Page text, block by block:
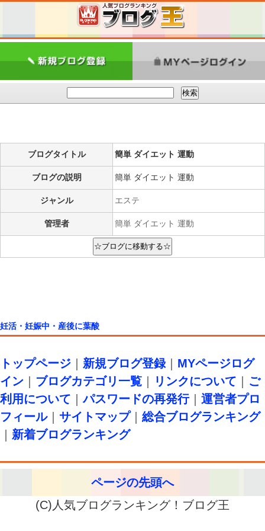
ブログタイトル 簡単 ダイエット 運動
ブログの説明 簡単 ダイエット 運動
ジャンル エステ
管理者 簡単 ダイエット 運動
妊活・妊娠中・産後に葉酸
トップページ 新規ブログ登録｜ MYページログ
イン
ブログカテゴリ一覧 リンクについて
ご
利用について ｜パスワードの再発行｜ 運営者プロ
フィール｜ サイトマップ｜ 総合ブログランキング
新着ブログランキング
ページの先頭へ
(C)人気ブログランキング！ブログ王